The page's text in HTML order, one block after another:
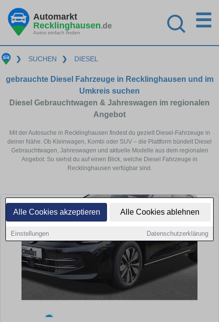
Alle Cookies akzeptieren Alle Cookies ablehnen
Einstellungen Datenschutzerklärung
Automarkt
Recklinghausen.de
Autos einfach finden
☰
❯ SUCHEN ❯ DIESEL
gebrauchte Diesel Fahrzeuge in Recklinghausen und im
Umkreis suchen
Diesel Gebrauchtwagen & Jahreswagen im regionalen
Angebot
Mit der Autosuche in Recklinghausen findest du gezielt Diesel-Fahrzeuge in
deiner Nähe. Ob Kleinwagen, Kombi oder SUV – die Plattform bündelt Diesel
Gebrauchtwagen, Jahreswagen und aktuelle Modelle aus dem regionalen
Angebot. So siehst du auf einen Blick, welche Diesel Fahrzeuge in
Recklinghausen verfügbar sind.